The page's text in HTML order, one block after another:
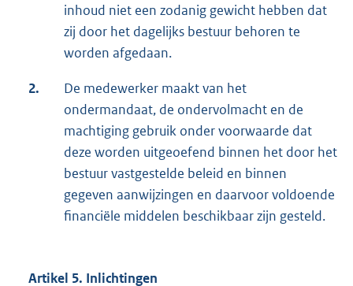
inhoud niet een zodanig gewicht hebben dat
zij door het dagelijks bestuur behoren te
worden afgedaan.
2.
De medewerker maakt van het
ondermandaat, de ondervolmacht en de
machtiging gebruik onder voorwaarde dat
deze worden uitgeoefend binnen het door het
bestuur vastgestelde beleid en binnen
gegeven aanwijzingen en daarvoor voldoende
financiële middelen beschikbaar zijn gesteld.
Artikel 5. Inlichtingen